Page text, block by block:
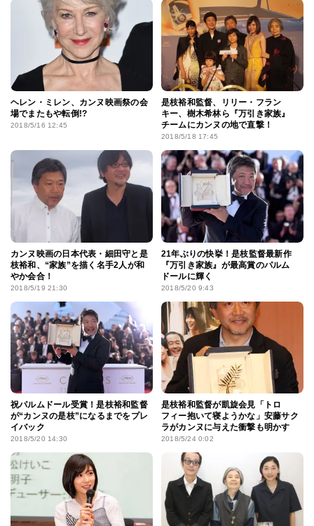
ヘレン・ミレン、カンヌ映画祭の会
場でまたもや転倒!?
2018/5/16 12:45
是枝裕和監督、リリー・フラン
キー、樹木希林ら『万引き家族』
チームにカンヌの地で直撃！
2018/5/18 17:45
カンヌ映画の日本代表・細田守と是
枝裕和、“家族”を描く名手2人が和
やか会合！
2018/5/19 21:30
21年ぶりの快挙！是枝監督最新作
『万引き家族』が最高賞のパルム
ドールに輝く
2018/5/20 9:43
祝パルムドール受賞！是枝裕和監督
が“カンヌの是枝”になるまでをプレ
イバック
2018/5/20 14:30
是枝裕和監督が凱旋会見「トロ
フィー抱いて寝ようかな」安藤サク
ラがカンヌに与えた衝撃も明かす
2018/5/24 0:02